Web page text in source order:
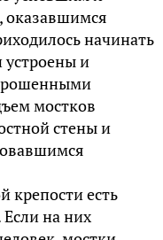
оказавшимся
начинать
и
мостков
стены и
крепости есть
на них